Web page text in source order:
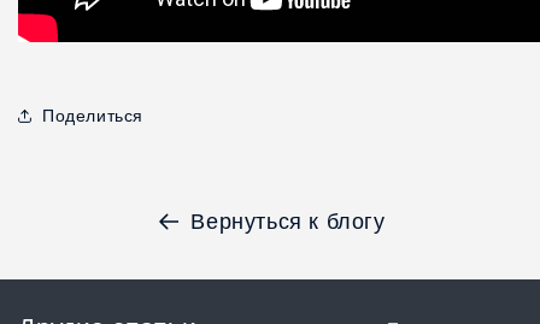
Поделиться
Вернуться к блогу